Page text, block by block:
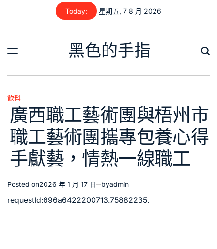
content
Today: 星期五, 7 8 月 2026
黑色的手指
Posted
飲料
廣西職工藝術團與梧州市
職工藝術團攜專包養心得
手獻藝，情熱一線職工
Posted on2026 年 1 月 17 日 byadmin
requestId:696a6422200713.75882235.